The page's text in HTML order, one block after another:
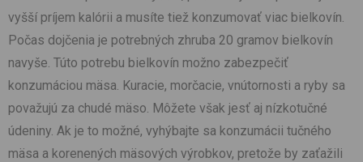
vyšší príjem kalórii a musíte tiež konzumovať viac bielkovín.
Počas dojčenia je potrebných zhruba 20 gramov bielkovín
navyše. Túto potrebu bielkovín možno zabezpečiť
konzumáciou mäsa. Kuracie, morčacie, vnútornosti a ryby sa
považujú za chudé mäso. Môžete však jesť aj nízkotučné
údeniny. Ak je to možné, vyhýbajte sa konzumácii tučného
mäsa a korenených mäsových výrobkov, pretože by zaťažili